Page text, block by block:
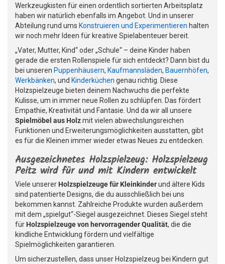
Werkzeugkisten für einen ordentlich sortierten Arbeitsplatz
haben wir natürlich ebenfalls im Angebot. Und in unserer
Abteilung rund ums Konstruieren und Experimentieren halten
wir noch mehr Ideen für kreative Spielabenteuer bereit.
„Vater, Mutter, Kind“ oder „Schule“ – deine Kinder haben
gerade die ersten Rollenspiele für sich entdeckt? Dann bist du
bei unseren Puppenhäusern, Kaufmannsläden, Bauernhöfen,
Werkbänken, und Kinderküchen genau richtig. Diese
Holzspielzeuge bieten deinem Nachwuchs die perfekte
Kulisse, um in immer neue Rollen zu schlüpfen. Das fördert
Empathie, Kreativität und Fantasie. Und da wir all unsere
Spielmöbel aus Holzmit vielen abwechslungsreichen
Funktionen und Erweiterungsmöglichkeiten ausstatten, gibt
es für die Kleinen immer wieder etwas Neues zu entdecken.
Ausgezeichnetes Holzspielzeug: Holzspielzeug
Peitz wird für und mit Kindern entwickelt
Viele unserer Holzspielzeuge für Kleinkinderund ältere Kids
sind patentierte Designs, die du ausschließlich bei uns
bekommen kannst. Zahlreiche Produkte wurden außerdem
mit dem „spielgut“-Siegel ausgezeichnet. Dieses Siegel steht
für Holzspielzeuge von hervorragender Qualität, die die
kindliche Entwicklung fördern und vielfältige
Spielmöglichkeiten garantieren.
Um sicherzustellen, dass unser Holzspielzeug bei Kindern gut